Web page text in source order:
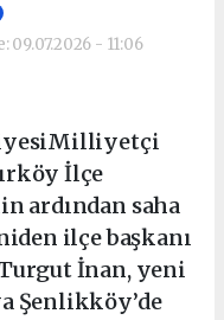
09.07.2026 - 11:06
İlçe
ardından saha
ilçe başkanı
İnan, yeni
Şenlikköy’de